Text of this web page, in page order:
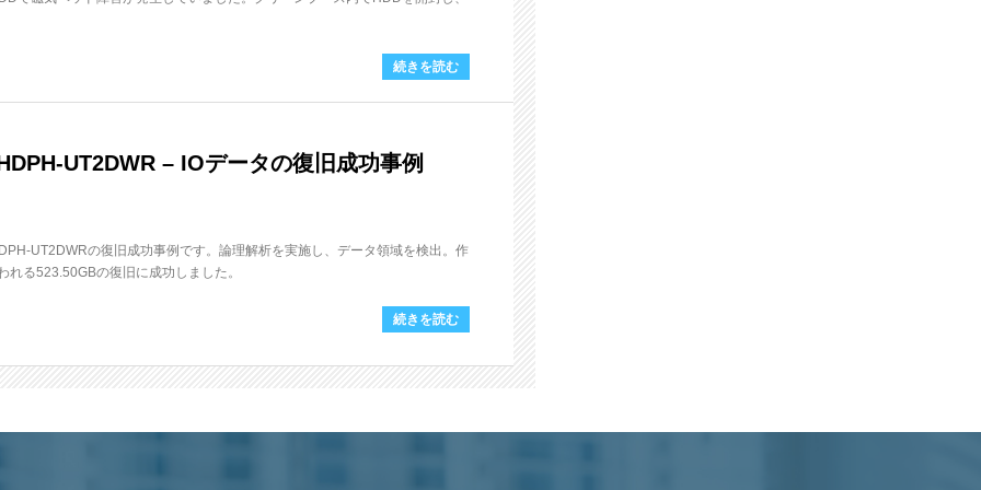
続きを読む
UT2DWR – IOデータの復旧成功事例
UT2DWRの復旧成功事例です。論理解析を実施し、データ領域を検出。作
れる523.50GBの復旧に成功しました。
続きを読む